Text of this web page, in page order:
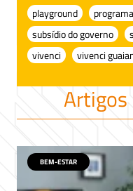
playground
subsídio do governo
vivenci
vivenci
Artigos
BEM-ESTAR